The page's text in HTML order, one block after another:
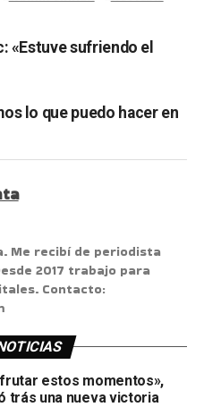
«Estuve sufriendo el
lo que puedo hacer en
Me recibí de periodista
2017 trabajo para
Contacto:
estos momentos»,
trás una nueva victoria